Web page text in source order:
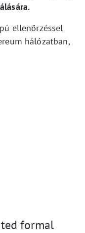
ellenőrzéssel
hálózatban,
formal